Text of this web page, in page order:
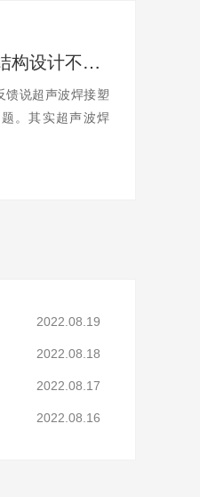
为什么说塑料工件结构设计不合理会影响超声波焊接效果呢
馈说超声波焊接塑
。其实超声波焊
2022.08.19
2022.08.18
2022.08.17
2022.08.16